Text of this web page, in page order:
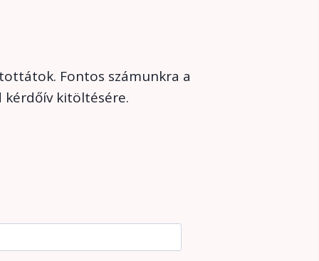
Fontos számunkra a
kérdőív kitöltésére.